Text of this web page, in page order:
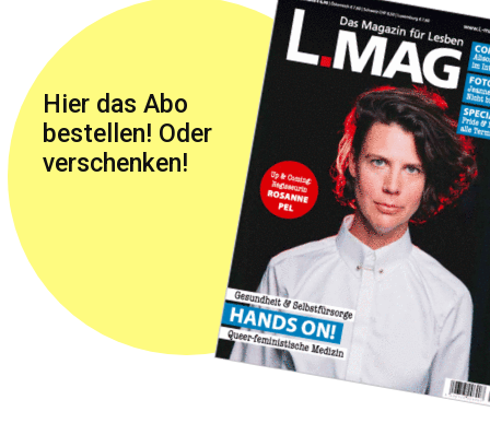
Hier das Abo
bestellen! Oder
verschenken!